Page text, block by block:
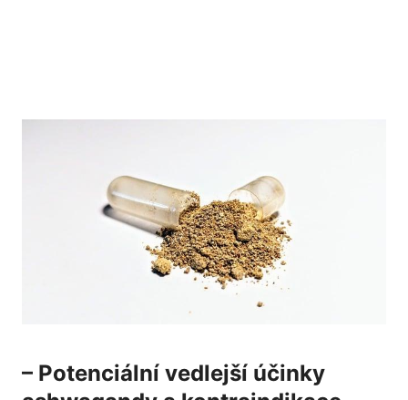
– Potenciální vedlejší účinky